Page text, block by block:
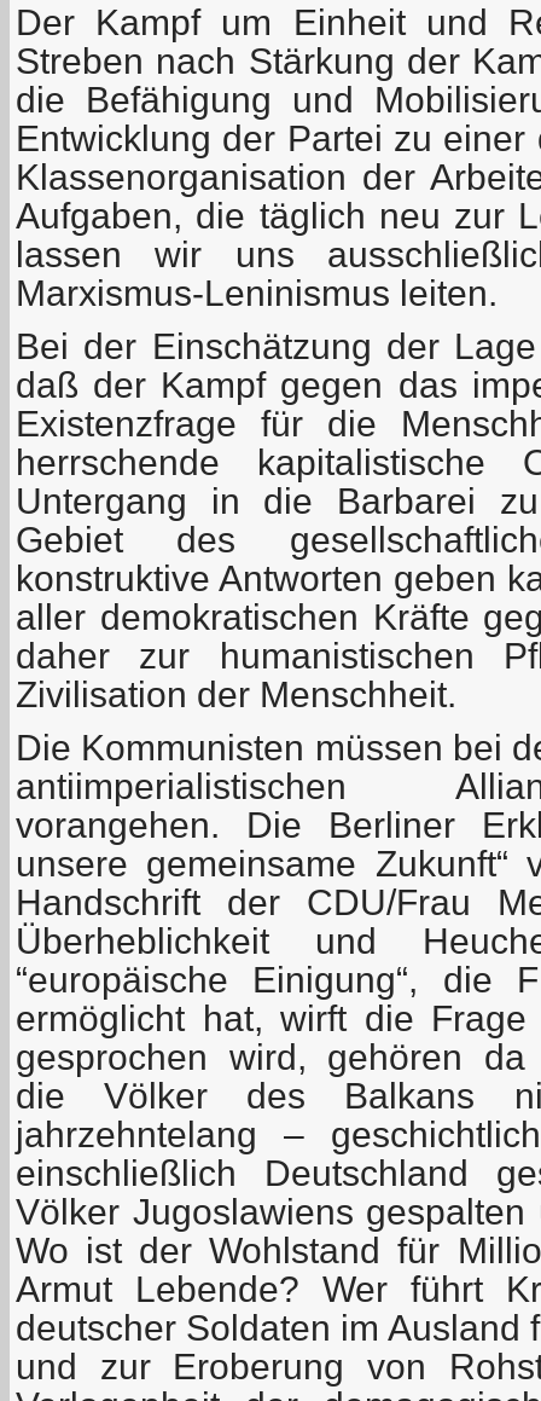
Der Kampf um Einheit und
Streben nach Stärkung der
die Befähigung und
Entwicklung der Partei zu
Klassenorganisation der
Aufgaben, die täglich neu zur
lassen wir uns
Marxismus-Leninismus leiten.
Bei der Einschätzung der
daß der Kampf gegen das
Existenzfrage für die
herrschende kapitalistische
Untergang in die Barbarei
Gebiet des
konstruktive Antworten geben
aller demokratischen Kräfte
daher zur humanistischen
Zivilisation der Menschheit.
Die Kommunisten müssen bei
antiimperialistischen
vorangehen. Die Berliner
unsere gemeinsame
Handschrift der CDU/Frau
Überheblichkeit und
“europäische Einigung“, die
ermöglicht hat, wirft die
gesprochen wird, gehören
die Völker des Balkans
jahrzehntelang –
einschließlich Deutschland
Völker Jugoslawiens
Wo ist der Wohlstand für
Armut Lebende? Wer führt
deutscher Soldaten im Ausland
und zur Eroberung von